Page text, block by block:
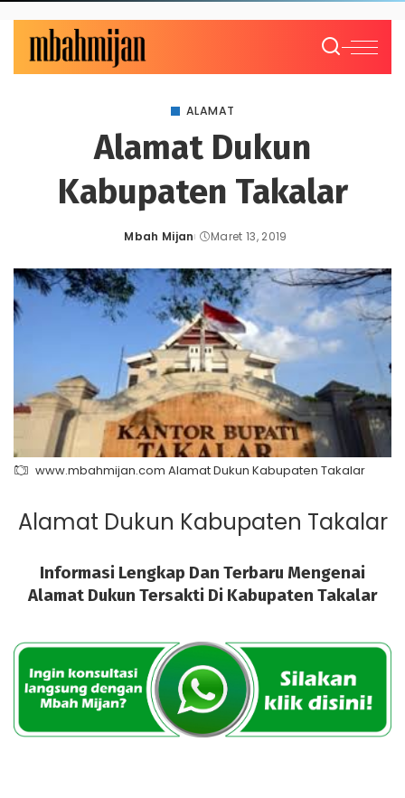
ALAMAT
Alamat Dukun
Kabupaten Takalar
Posted
Mbah Mijan Maret 13, 2019
www.mbahmijan.com Alamat Dukun Kabupaten Takalar
Alamat Dukun Kabupaten Takalar
Informasi Lengkap Dan Terbaru Mengenai
Alamat Dukun Tersakti Di Kabupaten Takalar